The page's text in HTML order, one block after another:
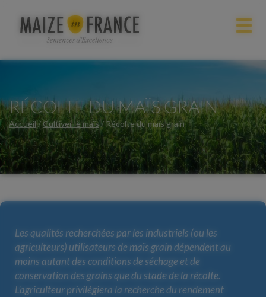
RÉCOLTE DU MAÏS GRAIN
Accueil/Cultiver le maïs/Récolte du maïs grain
Les qualités recherchées par les industriels (ou les
agriculteurs) utilisateurs de maïs grain dépendent au
moins autant des conditions de séchage et de
conservation des grains que du stade de la récolte.
L’agriculteur privilégiera la recherche du rendement